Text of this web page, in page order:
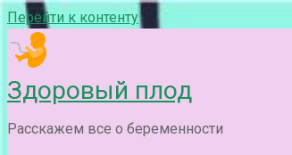
Перейти к контенту
Здоровый плод
Расскажем все о беременности